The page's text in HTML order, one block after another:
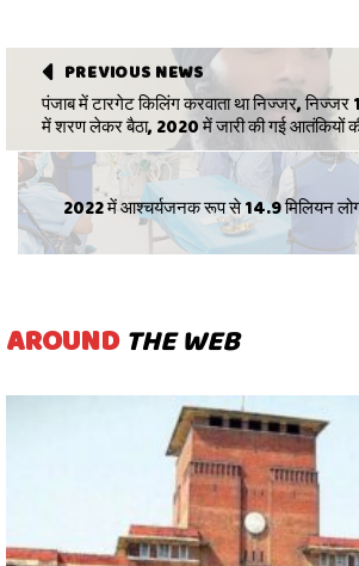
PREVIOUS NEWS
पंजाब में टारगेट किलिंग करवाता था निज्जर,
में शरण लेकर बैठा, 2020 में जारी की गई आतंकियों
2022 में आश्चर्यजनक रूप से 14.9 मिलियन
AROUND THE WEB